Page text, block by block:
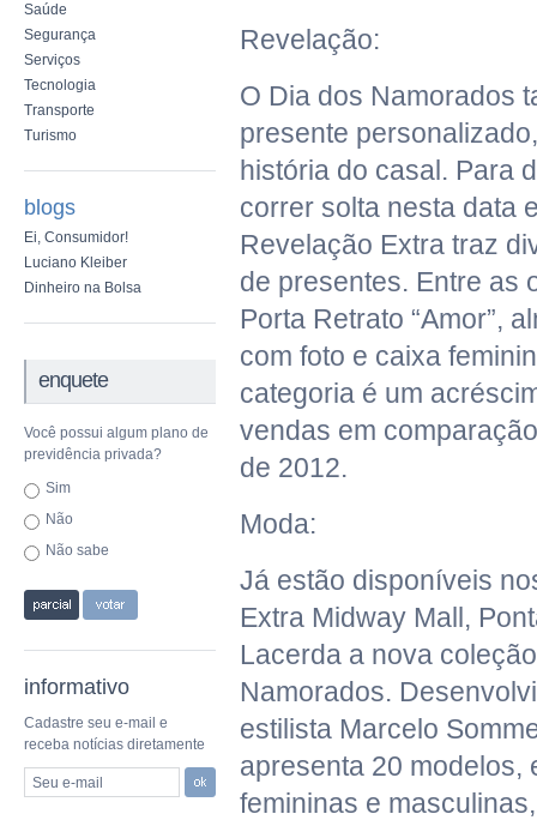
Saúde
Segurança
Serviços
Tecnologia
Transporte
Turismo
blogs
Ei, Consumidor!
Luciano Kleiber
Dinheiro na Bolsa
enquete
Você possui algum plano de
previdência privada?
Sim
Não
Não sabe
informativo
Cadastre seu e-mail e
receba notícias diretamente
Seu e-mail
Revelação:
O Dia dos Namorados
presente
história do casal. Para
correr solta nesta data
Revelação Extra traz
de presentes. Entre as
Porta Retrato “Amor”,
com foto e caixa
categoria é um
vendas em
de 2012.
Moda:
Já estão disponíveis
Extra Midway Mall,
Lacerda a nova
Namorados.
estilista Marcelo
apresenta 20 modelos,
femininas e